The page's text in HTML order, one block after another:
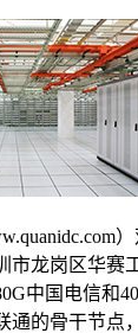
房
机房
方案
方案
市龙岗区华赛
中国电信和
通的骨干节点